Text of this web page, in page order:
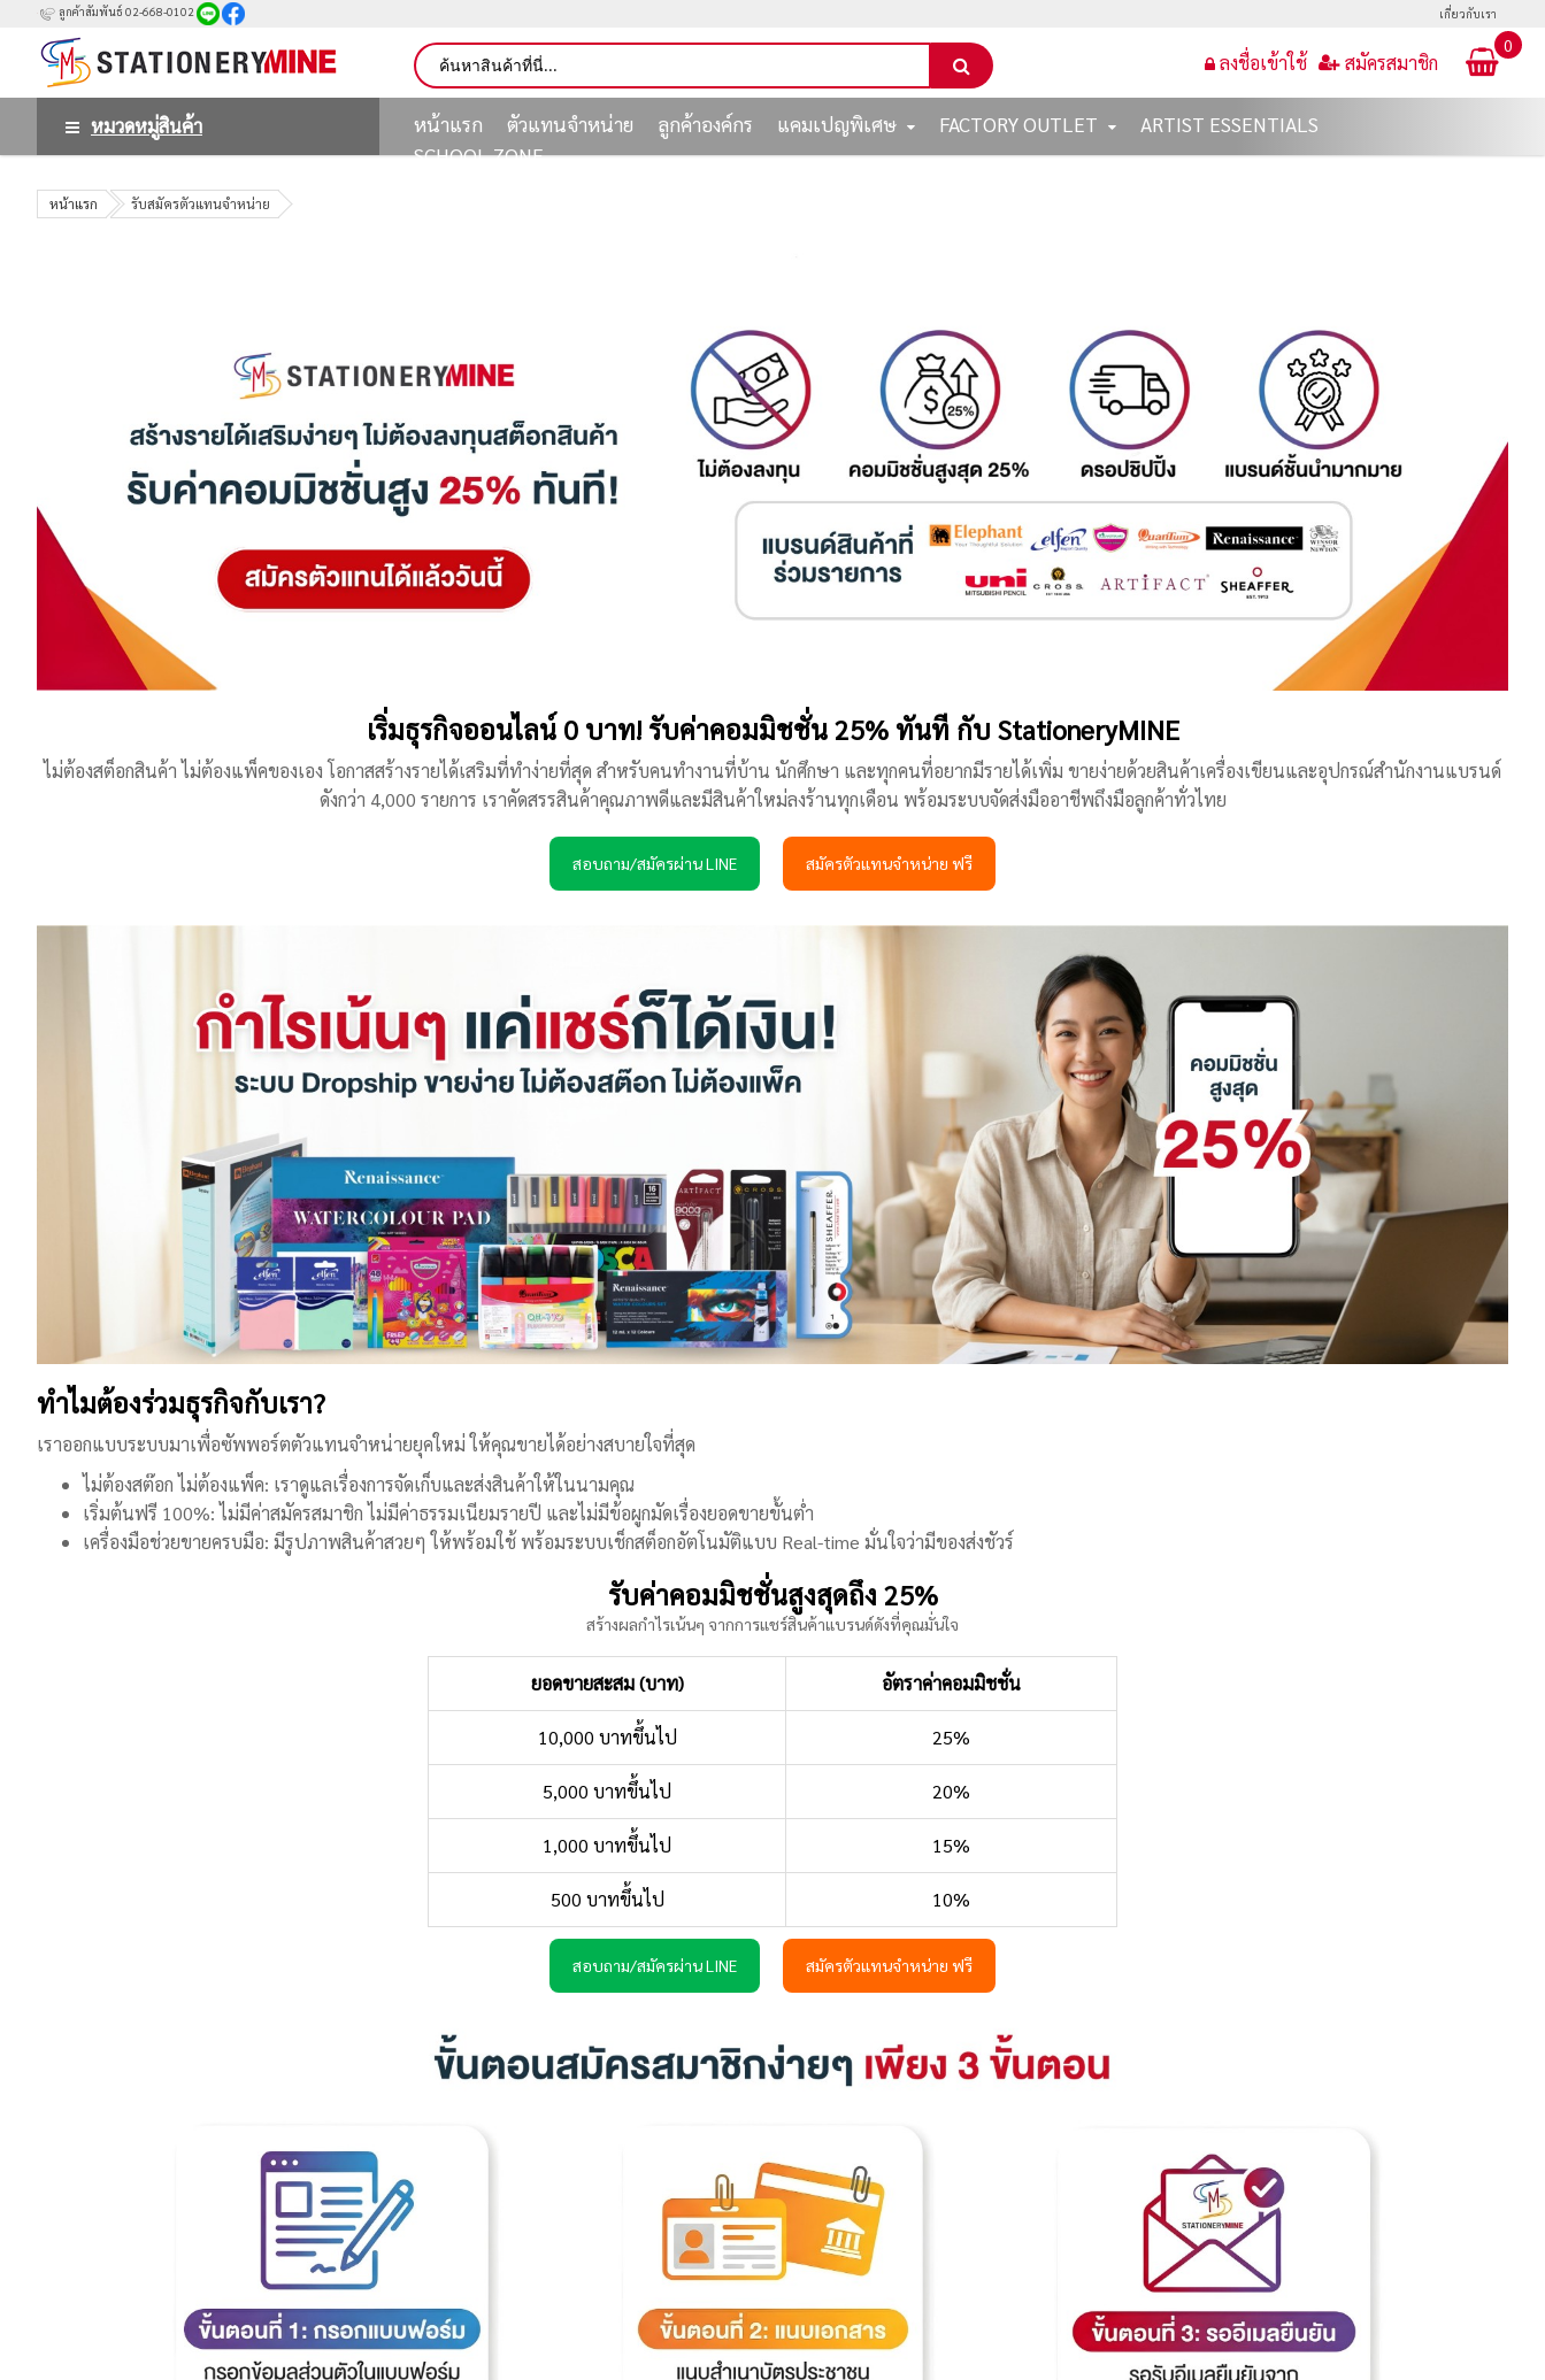
ลูกค้าสัมพันธ์ 02-668-0102 เกี่ยวกับเรา
0
ลงชื่อเข้าใช้ สมัครสมาชิก
หมวดหมู่สินค้า หน้าแรก ตัวแทนจำหน่าย ลูกค้าองค์กร แคมเปญพิเศษ FACTORY OUTLET
ARTIST ESSENTIALS
SCHOOL ZONE
หน้าแรก รับสมัครตัวแทนจำหน่าย
เริ่มธุรกิจออนไลน์ 0 บาท! รับค่าคอมมิชชั่น 25% ทันที กับ StationeryMINE
ไม่ต้องสต็อกสินค้า ไม่ต้องแพ็คของเอง โอกาสสร้างรายได้เสริมที่ทำง่ายที่สุด สำหรับคนทำงานที่บ้าน นักศึกษา และทุกคนที่อยากมีรายได้เพิ่ม ขายง่ายด้วยสินค้าเครื่องเขียนและอุปกรณ์สำนักงานแบรนด์
ดังกว่า 4,000 รายการ เราคัดสรรสินค้าคุณภาพดีและมีสินค้าใหม่ลงร้านทุกเดือน พร้อมระบบจัดส่งมืออาชีพถึงมือลูกค้าทั่วไทย
สอบถาม/สมัครผ่าน LINE สมัครตัวแทนจำหน่าย ฟรี
ทำไมต้องร่วมธุรกิจกับเรา?
เราออกแบบระบบมาเพื่อซัพพอร์ตตัวแทนจำหน่ายยุคใหม่ ให้คุณขายได้อย่างสบายใจที่สุด
ไม่ต้องสต๊อก ไม่ต้องแพ็ค: เราดูแลเรื่องการจัดเก็บและส่งสินค้าให้ในนามคุณ
เริ่มต้นฟรี 100%: ไม่มีค่าสมัครสมาชิก ไม่มีค่าธรรมเนียมรายปี และไม่มีข้อผูกมัดเรื่องยอดขายขั้นต่ำ
เครื่องมือช่วยขายครบมือ: มีรูปภาพสินค้าสวยๆ ให้พร้อมใช้ พร้อมระบบเช็กสต็อกอัตโนมัติแบบ Real-time มั่นใจว่ามีของส่งชัวร์
รับค่าคอมมิชชั่นสูงสุดถึง 25%
สร้างผลกำไรเน้นๆ จากการแชร์สินค้าแบรนด์ดังที่คุณมั่นใจ
ยอดขายสะสม (บาท) อัตราค่าคอมมิชชั่น
10,000 บาทขึ้นไป 25%
5,000 บาทขึ้นไป 20%
1,000 บาทขึ้นไป 15%
500 บาทขึ้นไป 10%
สอบถาม/สมัครผ่าน LINE สมัครตัวแทนจำหน่าย ฟรี